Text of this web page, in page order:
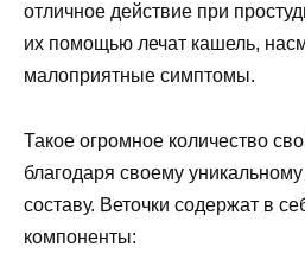
отличное действие при
их помощью лечат кашель,
малоприятные симптомы.
Такое огромное количество
благодаря своему
составу. Веточки содержат в
компоненты: